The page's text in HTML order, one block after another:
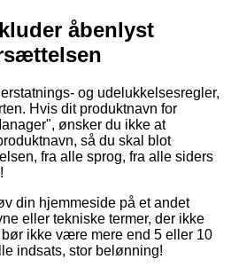
åbenlyst
og udelukkelsesregler,
Hvis dit produktnavn for
ønsker du ikke at
så du skal blot
fra alle sprog, fra alle siders
din hjemmeside på et andet
eller tekniske termer, der ikke
ikke være mere end 5 eller 10
indsats, stor belønning!